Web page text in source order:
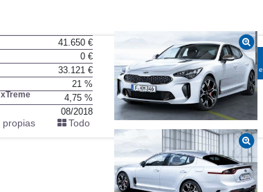
41.650 €
0 €
33.121 €
21 %
4,75 %
08/2018